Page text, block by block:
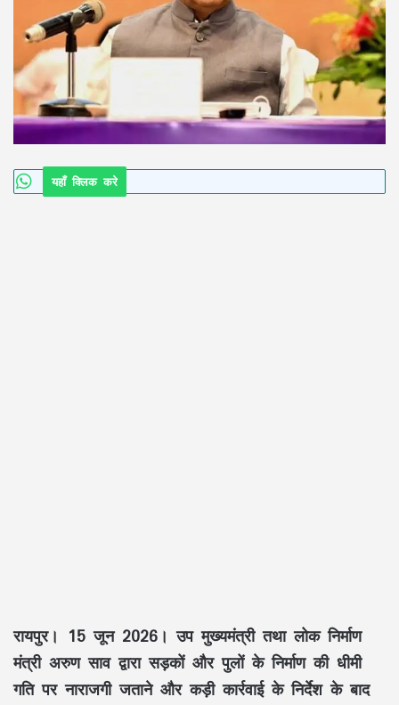
यहाँ क्लिक करे
रायपुर। 15 जून 2026। उप मुख्यमंत्री तथा लोक निर्माण
मंत्री अरुण साव द्वारा सड़कों और पुलों के निर्माण की धीमी
गति पर नाराजगी जताने और कड़ी कार्रवाई के निर्देश के बाद